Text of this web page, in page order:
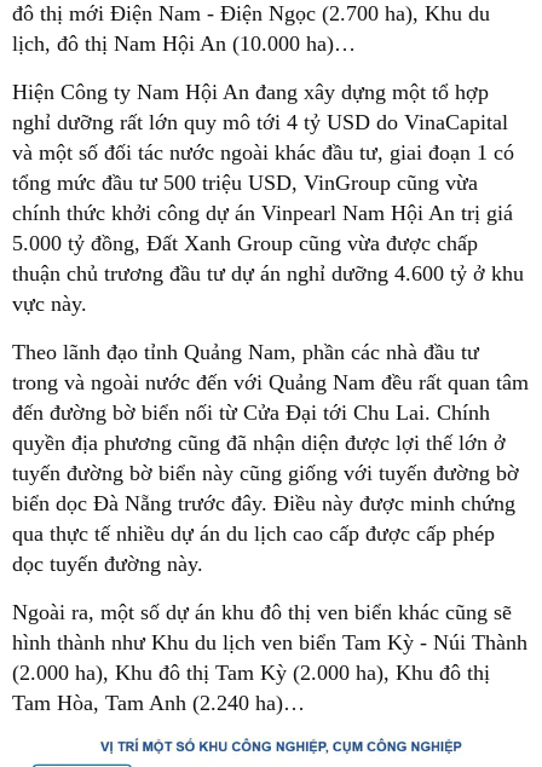
đô thị mới Điện Nam - Điện Ngọc (2.700 ha), Khu du
lịch, đô thị Nam Hội An (10.000 ha)…
Hiện Công ty Nam Hội An đang xây dựng một tổ hợp
nghỉ dưỡng rất lớn quy mô tới 4 tỷ USD do VinaCapital
và một số đối tác nước ngoài khác đầu tư, giai đoạn 1 có
tổng mức đầu tư 500 triệu USD, VinGroup cũng vừa
chính thức khởi công dự án Vinpearl Nam Hội An trị giá
5.000 tỷ đồng, Đất Xanh Group cũng vừa được chấp
thuận chủ trương đầu tư dự án nghỉ dưỡng 4.600 tỷ ở khu
vực này.
Theo lãnh đạo tỉnh Quảng Nam, phần các nhà đầu tư
trong và ngoài nước đến với Quảng Nam đều rất quan tâm
đến đường bờ biển nối từ Cửa Đại tới Chu Lai. Chính
quyền địa phương cũng đã nhận diện được lợi thế lớn ở
tuyến đường bờ biển này cũng giống với tuyến đường bờ
biển dọc Đà Nẵng trước đây. Điều này được minh chứng
qua thực tế nhiều dự án du lịch cao cấp được cấp phép
dọc tuyến đường này.
Ngoài ra, một số dự án khu đô thị ven biển khác cũng sẽ
hình thành như Khu du lịch ven biển Tam Kỳ - Núi Thành
(2.000 ha), Khu đô thị Tam Kỳ (2.000 ha), Khu đô thị
Tam Hòa, Tam Anh (2.240 ha)…